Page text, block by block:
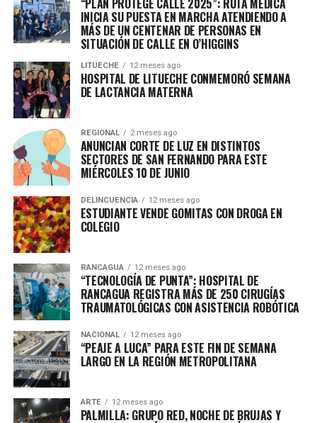
“PLAN PROTEGE CALLE 2025”: RUTA MÉDICA
INICIA SU PUESTA EN MARCHA ATENDIENDO A
MÁS DE UN CENTENAR DE PERSONAS EN
SITUACIÓN DE CALLE EN O’HIGGINS
LITUECHE 12 meses ago
HOSPITAL DE LITUECHE CONMEMORÓ SEMANA
DE LACTANCIA MATERNA
REGIONAL 2 meses ago
ANUNCIAN CORTE DE LUZ EN DISTINTOS
SECTORES DE SAN FERNANDO PARA ESTE
MIÉRCOLES 10 DE JUNIO
DELINCUENCIA 12 meses ago
ESTUDIANTE VENDE GOMITAS CON DROGA EN
COLEGIO
RANCAGUA 12 meses ago
“TECNOLOGÍA DE PUNTA”: HOSPITAL DE
RANCAGUA REGISTRA MÁS DE 250 CIRUGÍAS
TRAUMATOLÓGICAS CON ASISTENCIA ROBÓTICA
NACIONAL 12 meses ago
“PEAJE A LUCA” PARA ESTE FIN DE SEMANA
LARGO EN LA REGIÓN METROPOLITANA
ARTE 12 meses ago
PALMILLA: GRUPO RED, NOCHE DE BRUJAS Y